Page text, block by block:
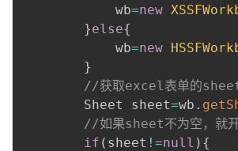
            wb
=new
}else{
            wb
=new
}
//获取excel表单的
        Sheet sheet
=wb .
//如果sheet不为空，就
if ( sheet !=null ) {